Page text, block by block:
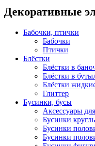
Декоративные
Бабочки, птички
Бабочки
Птички
Блёстки
Блёстки в
Блёстки в
Блёстки
Глиттер
Бусинки, бусы
Аксессуары
Бусинки
Бусинки
Бусинки